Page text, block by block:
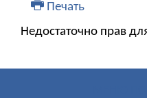
Печать
Недостаточно прав